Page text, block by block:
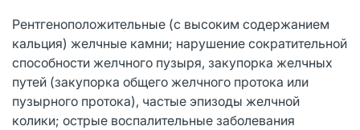
Рентгеноположительные (с высоким содержанием
кальция) желчные камни; нарушение сократительной
способности желчного пузыря, закупорка желчных
путей (закупорка общего желчного протока или
пузырного протока), частые эпизоды желчной
колики; острые воспалительные заболевания